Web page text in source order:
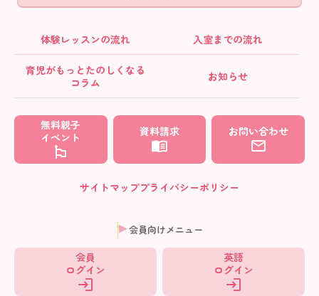
体験レッスンの流れ 入室までの流れ
育児がもっとたのしくなる
コラム
お知らせ
無料親子
イベント
資料請求 お問い合わせ
サイトマッププライバシーポリシー
会員向けメニュー
会員
ログイン
英語
ログイン